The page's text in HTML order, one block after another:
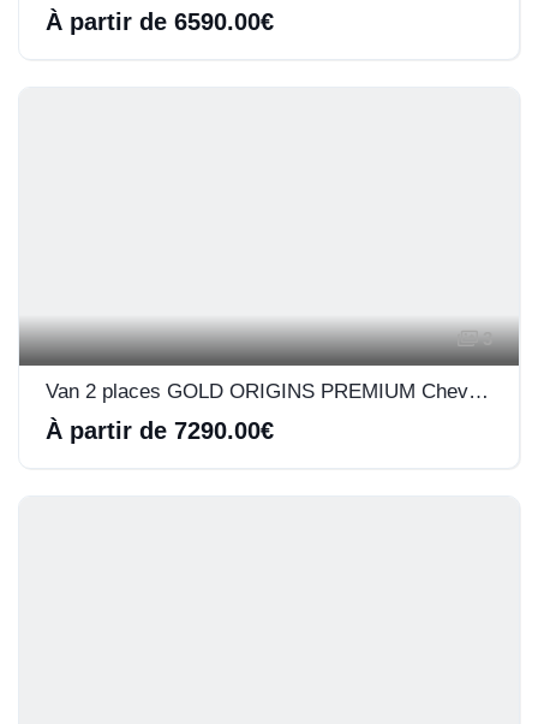
À partir de 6590.00€
3
Van 2 places GOLD ORIGINS PREMIUM Cheval Liberté
À partir de 7290.00€